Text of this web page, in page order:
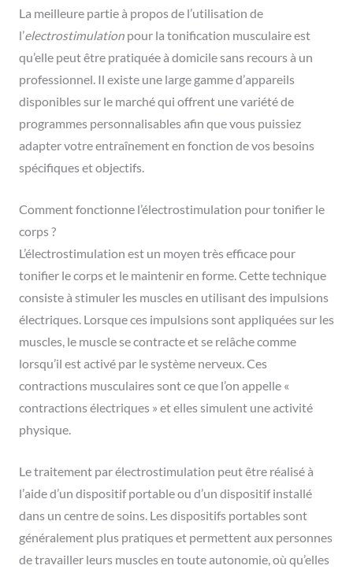
La meilleure partie à propos de l’utilisation de
l’electrostimulationpour la tonification musculaire est
qu’elle peut être pratiquée à domicile sans recours à un
professionnel. Il existe une large gamme d’appareils
disponibles sur le marché qui offrent une variété de
programmes personnalisables afin que vous puissiez
adapter votre entraînement en fonction de vos besoins
spécifiques et objectifs.
Comment fonctionne l’électrostimulation pour tonifier le
corps ?
L’électrostimulation est un moyen très efficace pour
tonifier le corps et le maintenir en forme. Cette technique
consiste à stimuler les muscles en utilisant des impulsions
électriques. Lorsque ces impulsions sont appliquées sur les
muscles, le muscle se contracte et se relâche comme
lorsqu’il est activé par le système nerveux. Ces
contractions musculaires sont ce que l’on appelle «
contractions électriques » et elles simulent une activité
physique.
Le traitement par électrostimulation peut être réalisé à
l’aide d’un dispositif portable ou d’un dispositif installé
dans un centre de soins. Les dispositifs portables sont
généralement plus pratiques et permettent aux personnes
de travailler leurs muscles en toute autonomie, où qu’elles